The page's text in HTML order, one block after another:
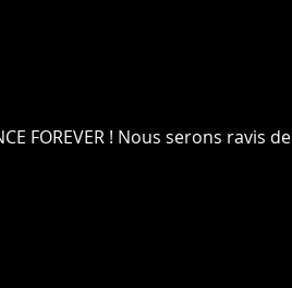
FOREVER ! Nous serons ravis de